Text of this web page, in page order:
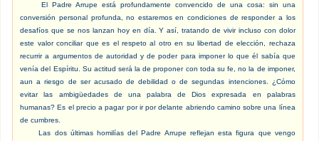
El Padre Arrupe está profundamente convencido de una cosa: sin una
conversión personal profunda, no estaremos en condiciones de responder a los
desafíos que se nos lanzan hoy en día. Y así, tratando de vivir incluso con dolor
este valor conciliar que es el respeto al otro en su libertad de elección, rechaza
recurrir a argumentos de autoridad y de poder para imponer lo que él sabía que
venía del Espíritu. Su actitud será la de proponer con toda su fe, no la de imponer,
aun a riesgo de ser acusado de debilidad o de segundas intenciones. ¿Cómo
evitar las ambigüedades de una palabra de Dios expresada en palabras
humanas? Es el precio a pagar por ir por delante abriendo camino sobre una línea
de cumbres.
Las dos últimas homilías del Padre Arrupe reflejan esta figura que vengo